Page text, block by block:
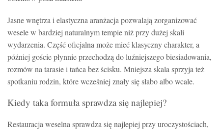
Jasne wnętrza i elastyczna aranżacja pozwalają zorganizować
wesele w bardziej naturalnym tempie niż przy dużej skali
wydarzenia. Część oficjalna może mieć klasyczny charakter, a
później goście płynnie przechodzą do luźniejszego biesiadowania,
rozmów na tarasie i tańca bez ścisku. Mniejsza skala sprzyja też
spotkaniu rodzin, które wcześniej znały się słabo albo wcale.
Kiedy taka formuła sprawdza się najlepiej?
Restauracja weselna sprawdza się najlepiej przy uroczystościach,